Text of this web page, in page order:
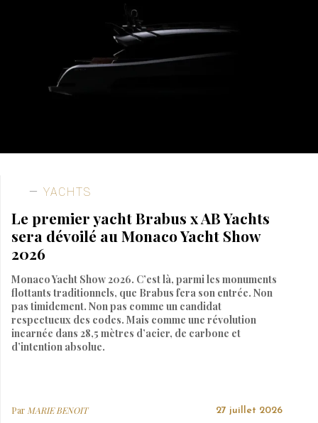
YACHTS
Le premier yacht Brabus x AB Yachts
sera dévoilé au Monaco Yacht Show
2026
Monaco Yacht Show 2026. C’est là, parmi les monuments
flottants traditionnels, que Brabus fera son entrée. Non
pas timidement. Non pas comme un candidat
respectueux des codes. Mais comme une révolution
incarnée dans 28,5 mètres d’acier, de carbone et
d’intention absolue.
Par MARIE BENOIT 27 juillet 2026